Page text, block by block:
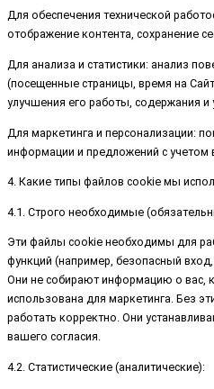
Для обеспечения технической
отображение контента, сохранение
Для анализа и статистики: анализ
(посещенные страницы, время на
улучшения его работы, содержания и
Для маркетинга и персонализации:
информации и предложений с учетом
4. Какие типы файлов cookie мы
4.1. Строго необходимые
Эти файлы cookie необходимы для
функций (например, безопасный
Они не собирают информацию о вас,
использована для маркетинга. Без
работать корректно. Они
вашего согласия.
4.2. Статистические (аналитические):